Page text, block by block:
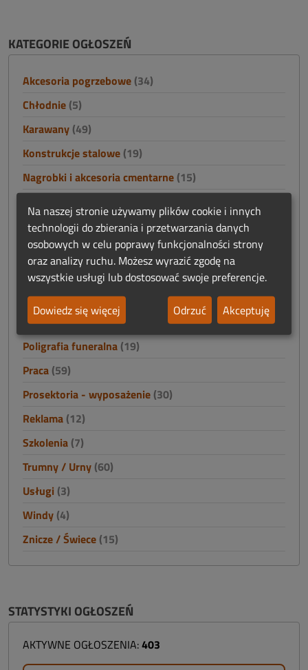
KATEGORIE OGŁOSZEŃ
Akcesoria pogrzebowe (34)
Chłodnie (5)
Karawany (49)
Konstrukcje stalowe (19)
Nagrobki i akcesoria cmentarne (15)
Nieruchomości(4)
Odszkodowania i finanse(2)
Odzież(33)
Oprawa ceremonii(28)
Oprogramowanie funeralne
(4)
Poligrafia funeralna (19)
Praca (59)
Prosektoria - wyposażenie (30)
Reklama (12)
Szkolenia (7)
Trumny / Urny (60)
Usługi (3)
Windy (4)
Znicze / Świece (15)
STATYSTYKI OGŁOSZEŃ
AKTYWNE OGŁOSZENIA:403
Na naszej stronie używamy plików cookie i innych
technologii do zbierania i przetwarzania danych
osobowych w celu poprawy funkcjonalności strony
oraz analizy ruchu. Możesz wyrazić zgodę na
wszystkie usługi lub dostosować swoje preferencje.
Dowiedz się więcej
Odrzuć Akceptuję